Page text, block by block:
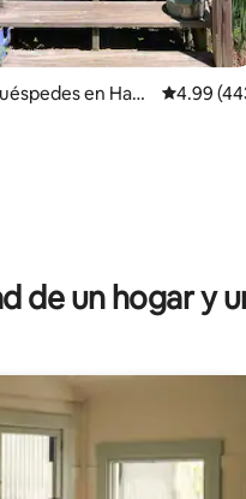
de 5; 31 evaluaciones
en Ham
4.99
de un hogar y